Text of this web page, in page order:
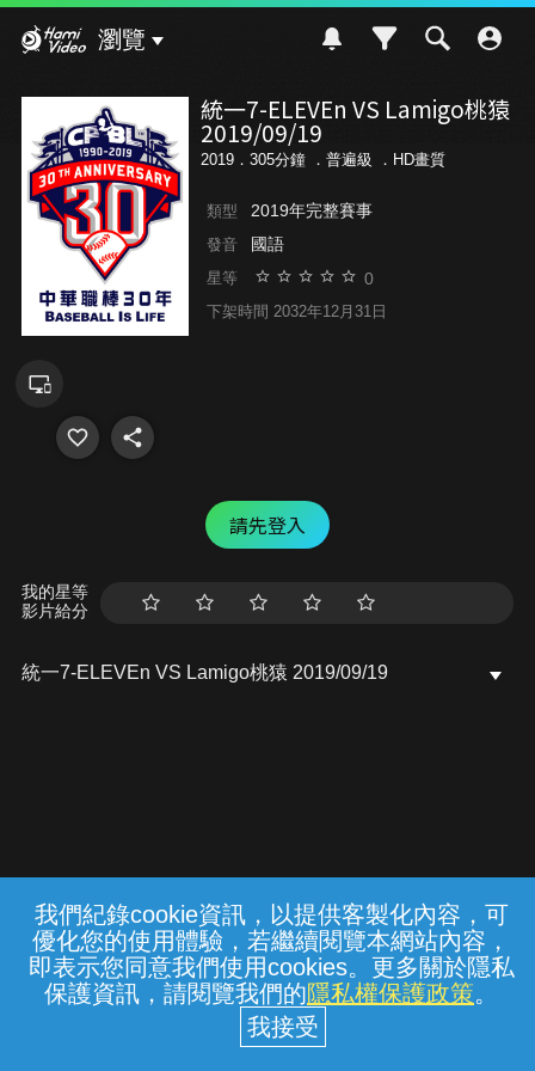
我們紀錄cookie資訊，以提供客製化內容，可
優化您的使用體驗，若繼續閱覽本網站內容，
即表示您同意我們使用cookies。更多關於隱私
保護資訊，請閱覽我們的隱私權保護政策。
瀏覽
統一7-ELEVEn VS Lamigo桃猿
2019/09/19
2019．305分鐘 ． 普遍級 ．HD畫質
類型 2019年完整賽事
發音 國語
星等 0
下架時間 2032年12月31日
請先登入
我的星等
影片給分
統一7-ELEVEn VS Lamigo桃猿 2019/09/19
常見問題 線上客服 服務條款 隱私權保護
中華電信股份有限公司個人家庭分公司
(統一編號：96979949) © 2026
{{notifyMsg}}